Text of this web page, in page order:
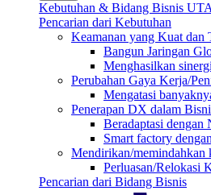
Kebutuhan & Bidang Bisnis
Pencarian dari Kebutuhan
Keamanan yang Kuat dan
Bangun Jaringan
Menghasilkan
Perubahan Gaya Kerja/
Mengatasi
Penerapan DX dalam
Beradaptasi dengan
Smart factory
Mendirikan/memindahkan
Perluasan/Relokasi
Pencarian dari Bidang Bisnis